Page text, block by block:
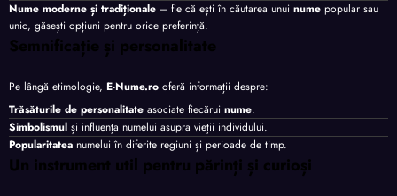
Nume moderne și tradiționale – fie că ești în căutarea unui nume popular sau
unic, găsești opțiuni pentru orice preferință.
Semnificație și personalitate
Pe lângă etimologie, E-Nume.ro oferă informații despre:
Trăsăturile de personalitate asociate fiecărui nume.
Simbolismul și influența numelui asupra vieții individului.
Popularitatea numelui în diferite regiuni și perioade de timp.
Un instrument util pentru părinți și curioși